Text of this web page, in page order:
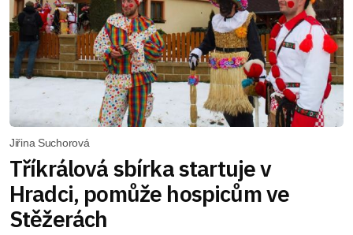
Jiřina Suchorová
Tříkrálová sbírka startuje v
Hradci, pomůže hospicům ve
Stěžerách